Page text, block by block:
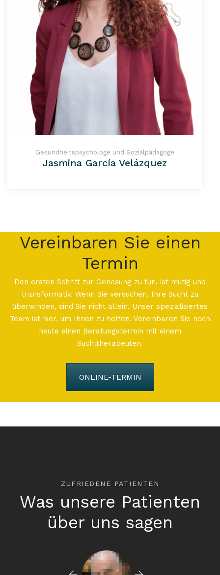
Gesundheitspsychologe und Sozialpädagoge
Jasmina García Velázquez
Vereinbaren Sie einen
Termin
Den ersten Schritt zur Genesung zu tun, ist mutig und
transformativ. Wenn Sie versuchen, Ihre Sucht zu
überwinden, sind Sie nicht allein. Unser spezialisiertes
Team ist hier, um Ihnen zu helfen. Vereinbaren Sie noch
heute einen Beratungstermin mit einem
Suchttherapeuten.
ONLINE-TERMIN
ZUFRIEDENE PATIENTEN
Was unsere Patienten
über uns sagen